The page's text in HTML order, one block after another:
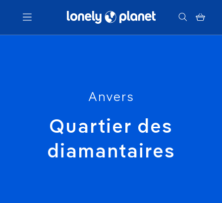
Menu
Anvers
Quartier des
diamantaires